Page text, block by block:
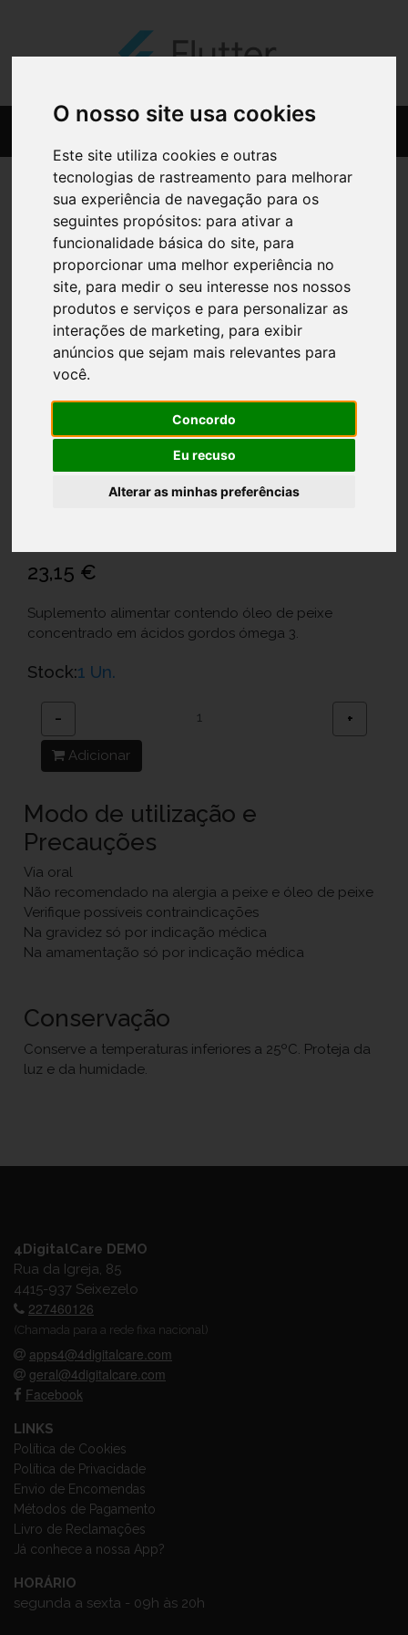
O nosso site usa cookies
Este site utiliza cookies e outras
tecnologias de rastreamento para melhorar
sua experiência de navegação para os
seguintes propósitos: para ativar a
funcionalidade básica do site, para
proporcionar uma melhor experiência no
site, para medir o seu interesse nos nossos
produtos e serviços e para personalizar as
interações de marketing, para exibir
anúncios que sejam mais relevantes para
você.
Concordo
Eu recuso
Alterar as minhas preferências
Moode Caps X60 cáps
23,15 €
Suplemento alimentar contendo óleo de peixe
concentrado em ácidos gordos ómega 3.
Stock:1 Un.
− +
Adicionar
Modo de utilização e
Precauções
Via oral
Não recomendado na alergia a peixe e óleo de peixe
Verifique possíveis contraindicações
Na gravidez só por indicação médica
Na amamentação só por indicação médica
Conservação
Conserve a temperaturas inferiores a 25ºC. Proteja da
luz e da humidade.
4DigitalCare DEMO
Rua da Igreja, 85
4415-937 Seixezelo
227460126
(Chamada para a rede fixa nacional)
apps4@4digitalcare.com
geral@4digitalcare.com
Facebook
LINKS
Política de Cookies
Política de Privacidade
Envio de Encomendas
Métodos de Pagamento
Livro de Reclamações
Já conhece a nossa App?
HORÁRIO
segunda a sexta - 09h às 20h